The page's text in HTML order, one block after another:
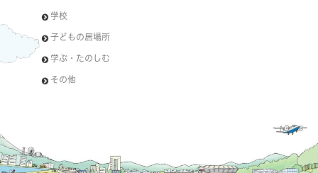
学校
子どもの居場所
学ぶ・たのしむ
その他